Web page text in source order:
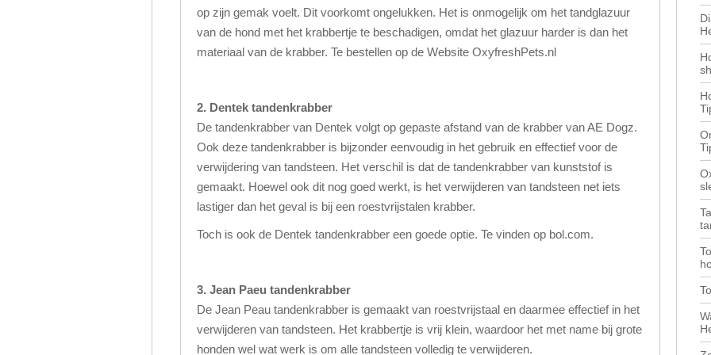
op zijn gemak voelt. Dit voorkomt ongelukken. Het is onmogelijk om het tandglazuur
van de hond met het krabbertje te beschadigen, omdat het glazuur harder is dan het
materiaal van de krabber. Te bestellen op de Website OxyfreshPets.nl
2. Dentek tandenkrabber
De tandenkrabber van Dentek volgt op gepaste afstand van de krabber van AE Dogz.
Ook deze tandenkrabber is bijzonder eenvoudig in het gebruik en effectief voor de
verwijdering van tandsteen. Het verschil is dat de tandenkrabber van kunststof is
gemaakt. Hoewel ook dit nog goed werkt, is het verwijderen van tandsteen net iets
lastiger dan het geval is bij een roestvrijstalen krabber.
Toch is ook de Dentek tandenkrabber een goede optie. Te vinden op bol.com.
3. Jean Paeu tandenkrabber
De Jean Peau tandenkrabber is gemaakt van roestvrijstaal en daarmee effectief in het
verwijderen van tandsteen. Het krabbertje is vrij klein, waardoor het met name bij grote
honden wel wat werk is om alle tandsteen volledig te verwijderen.